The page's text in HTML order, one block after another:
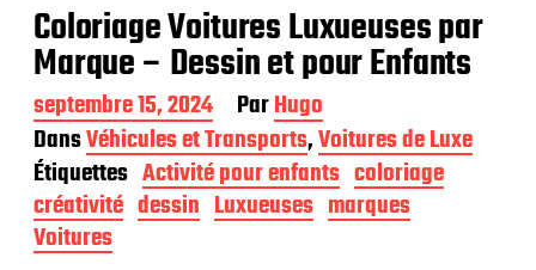
Coloriage Voitures Luxueuses par
Marque – Dessin et pour Enfants
D
a
t
e
d
e
p
septembre 15, 2024 ParHugo
DansVéhicules et Transports,Voitures de Luxe
Étiquettes Activité pour enfants coloriage
créativité dessin Luxueuses marques
Voitures